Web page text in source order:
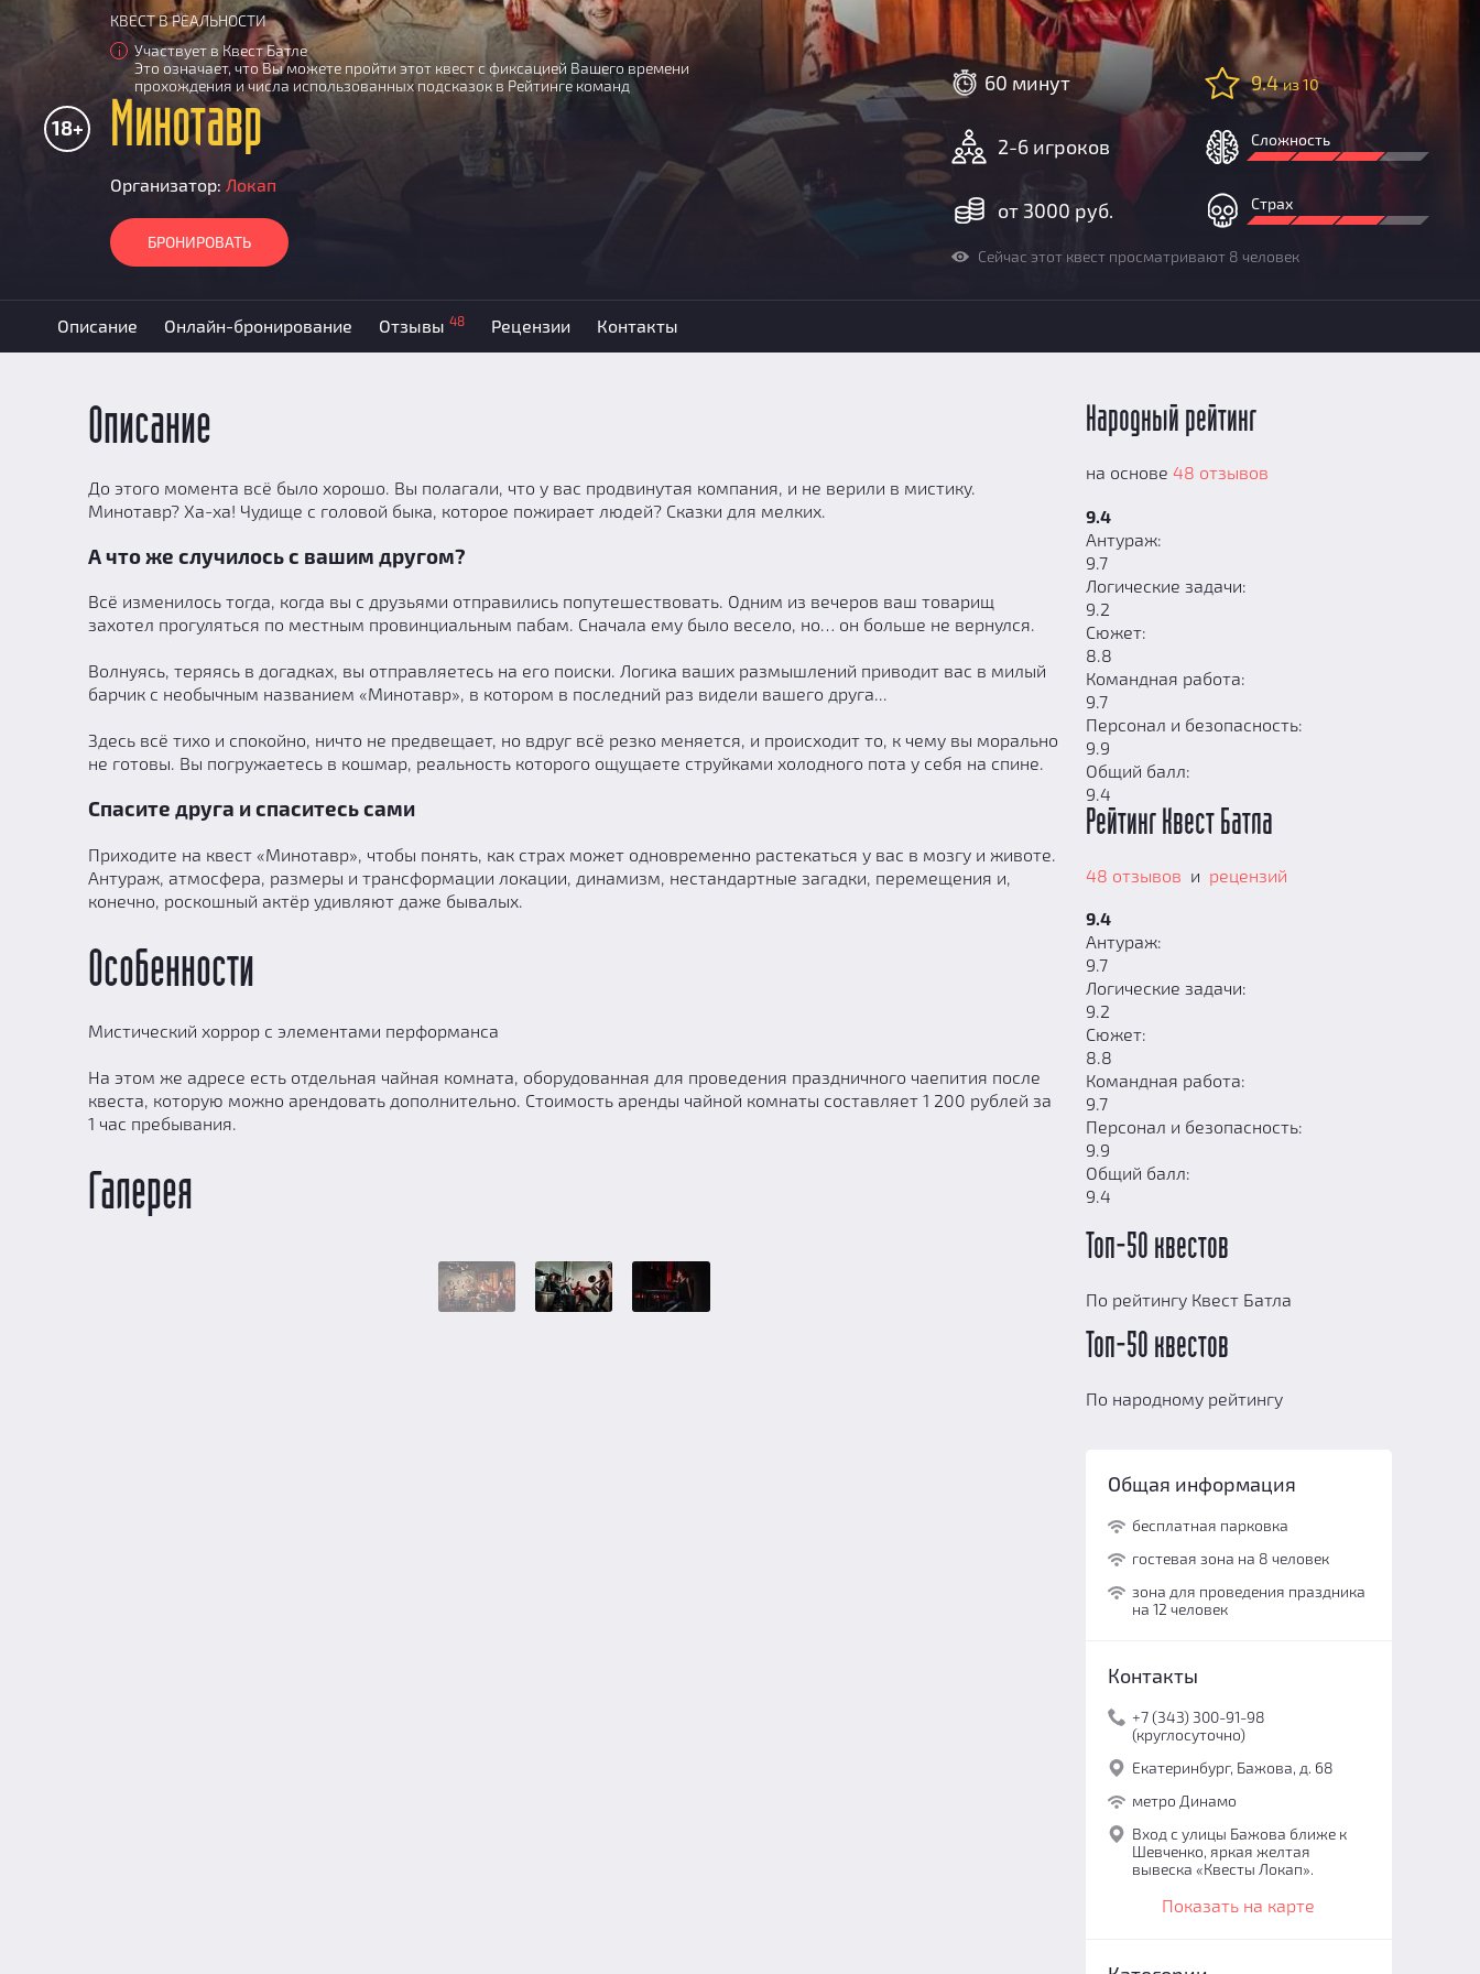
КВЕСТ В РЕАЛЬНОСТИ
i
Участвует в Квест Батле
Это означает, что Вы можете пройти этот квест с фиксацией Вашего времени
прохождения и числа использованных подсказок в Рейтинге команд
Минотавр
18+
Организатор: Локап
БРОНИРОВАТЬ
60 минут
2-6 игроков
от 3000 руб.
9.4из 10
Сложность
Страх
Сейчас этот квест просматривают 8 человек
Описание Онлайн-бронирование Отзывы 48 Рецензии Контакты
Описание
До этого момента всё было хорошо. Вы полагали, что у вас продвинутая компания, и не верили в мистику.
Минотавр? Ха-ха! Чудище с головой быка, которое пожирает людей? Сказки для мелких.
А что же случилось с вашим другом?
Всё изменилось тогда, когда вы с друзьями отправились попутешествовать. Одним из вечеров ваш товарищ
захотел прогуляться по местным провинциальным пабам. Сначала ему было весело, но… он больше не вернулся.
Волнуясь, теряясь в догадках, вы отправляетесь на его поиски. Логика ваших размышлений приводит вас в милый
барчик с необычным названием «Минотавр», в котором в последний раз видели вашего друга...
Здесь всё тихо и спокойно, ничто не предвещает, но вдруг всё резко меняется, и происходит то, к чему вы морально
не готовы. Вы погружаетесь в кошмар, реальность которого ощущаете струйками холодного пота у себя на спине.
Спасите друга и спаситесь сами
Приходите на квест «Минотавр», чтобы понять, как страх может одновременно растекаться у вас в мозгу и животе.
Антураж, атмосфера, размеры и трансформации локации, динамизм, нестандартные загадки, перемещения и,
конечно, роскошный актёр удивляют даже бывалых.
Особенности
Мистический хоррор с элементами перформанса
На этом же адресе есть отдельная чайная комната, оборудованная для проведения праздничного чаепития после
квеста, которую можно арендовать дополнительно. Стоимость аренды чайной комнаты составляет 1 200 рублей за
1 час пребывания.
Народный рейтинг
на основе 48 отзывов
9.4
Антураж:
9.7
Логические задачи:
9.2
Сюжет:
8.8
Командная работа:
9.7
Персонал и безопасность:
9.9
Общий балл:
9.4
Рейтинг Квест Батла
48 отзывов и рецензий
9.4
Антураж:
9.7
Логические задачи:
9.2
Сюжет:
8.8
Командная работа:
9.7
Персонал и безопасность:
9.9
Общий балл:
9.4
Топ-50 квестов
По рейтингу Квест Батла
Топ-50 квестов
По народному рейтингу
Общая информация
бесплатная парковка
гостевая зона на 8 человек
зона для проведения праздника
на 12 человек
Контакты
+7 (343) 300-91-98
(круглосуточно)
Екатеринбург, Бажова, д. 68
метро Динамо
Вход с улицы Бажова ближе к
Шевченко, яркая желтая
вывеска «Квесты Локап».
Показать на карте
Галерея